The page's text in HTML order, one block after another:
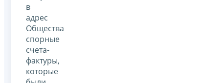
в
адрес
Общества
спорные
счета-
фактуры,
которые